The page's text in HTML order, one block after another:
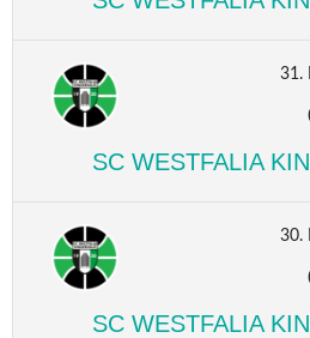
31.
SC WESTFALIA
30.
SC WESTFALIA